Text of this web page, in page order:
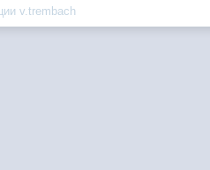
v.trembach